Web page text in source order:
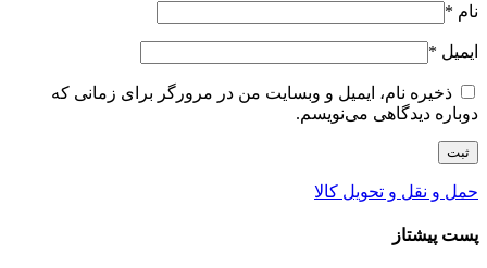
نام *
ایمیل *
ذخیره نام، ایمیل و وبسایت من در مرورگر برای زمانی که
دوباره دیدگاهی می‌نویسم.
حمل و نقل و تحویل کالا
پست پیشتاز